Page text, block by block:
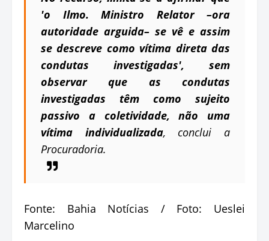
'o Ilmo. Ministro Relator –ora
autoridade arguida– se vê e assim
se descreve como vítima direta das
condutas investigadas', sem
observar que as condutas
investigadas têm como sujeito
passivo a coletividade, não uma
vítima individualizada, conclui a
Procuradoria.
Fonte: Bahia Notícias / Foto: Ueslei
Marcelino